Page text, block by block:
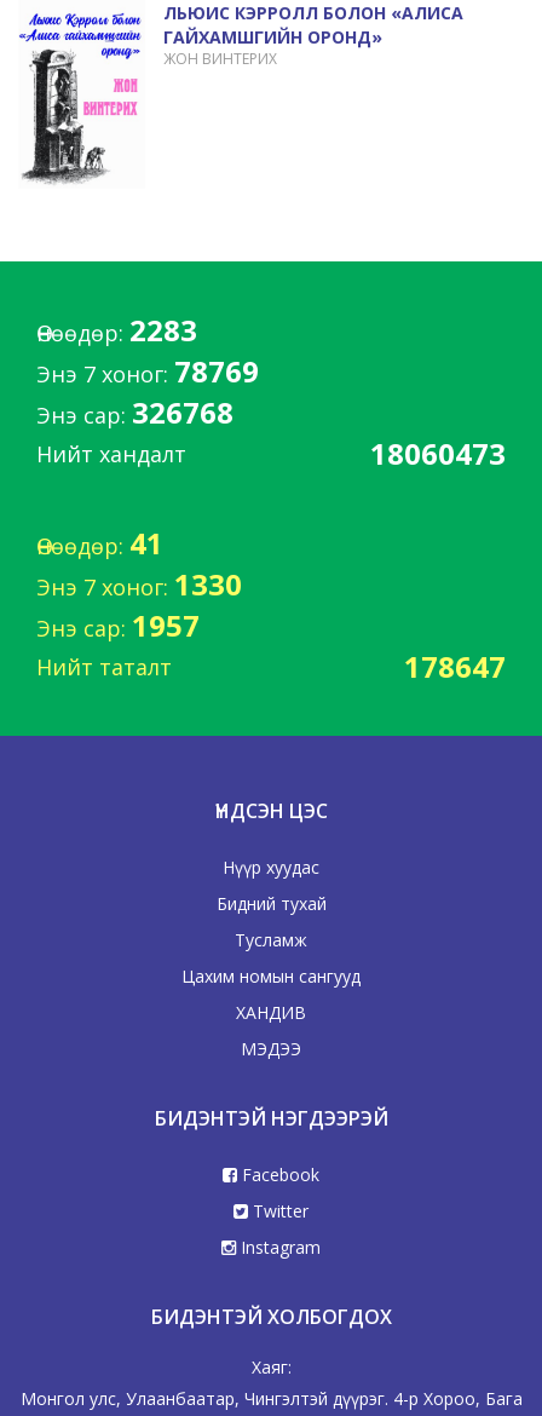
ЛЬЮИС КЭРРОЛЛ БОЛОН «АЛИСА
ГАЙХАМШГИЙН ОРОНД»
ЖОН ВИНТЕРИХ
Өнөөдөр: 2283
Энэ 7 хоног: 78769
Энэ сар: 326768
Нийт хандалт 18060473
Өнөөдөр: 41
Энэ 7 хоног: 1330
Энэ сар: 1957
Нийт таталт 178647
ҮНДСЭН ЦЭС
Нүүр хуудас
Бидний тухай
Тусламж
Цахим номын сангууд
ХАНДИВ
МЭДЭЭ
БИДЭНТЭЙ НЭГДЭЭРЭЙ
Facebook
Twitter
Instagram
БИДЭНТЭЙ ХОЛБОГДОХ
Хаяг:
Монгол улс, Улаанбаатар, Чингэлтэй дүүрэг. 4-р Хороо, Бага